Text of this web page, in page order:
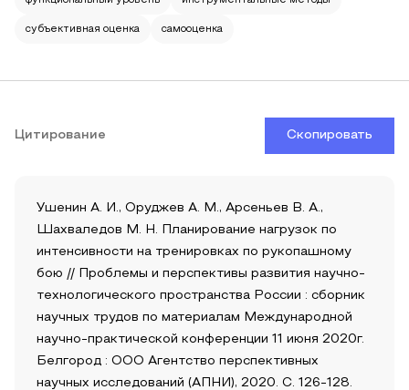
субъективная оценка самооценка
Цитирование Скопировать
Ушенин А. И., Оруджев А. М., Арсеньев В. А.,
Шахваледов М. Н. Планирование нагрузок по
интенсивности на тренировках по рукопашному
бою // Проблемы и перспективы развития научно-
технологического пространства России : сборник
научных трудов по материалам Международной
научно-практической конференции 11 июня 2020г.
Белгород : ООО Агентство перспективных
научных исследований (АПНИ), 2020. С. 126-128.